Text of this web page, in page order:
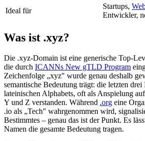
Ideal für
Startups,
Entwickler,
Was ist .xyz?
Die .xyz-Domain ist eine generische Top-
die durch ICANNs New gTLD Program
Zeichenfolge „xyz" wurde genau deshalb
semantische Bedeutung trägt: die letzten drei
lateinischen Alphabets, oft als Anspielung
Y und Z verstanden. Während .org eine
.io als „Tech" wahrgenommen wird,
Bestimmtes – genau das ist der Punkt. Es
Namen die gesamte Bedeutung tragen.